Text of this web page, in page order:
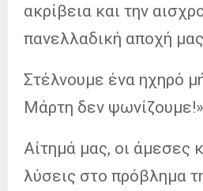
ακρίβεια και την
πανελλαδική αποχή
Στέλνουμε ένα ηχηρό
Μάρτη δεν ψωνίζουμε!»
Αίτημά μας, οι άμεσες
λύσεις στο πρόβλημα